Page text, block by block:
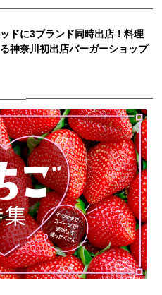
ドに3ブランド同時出店！料理
神奈川初出店バーガーショップ